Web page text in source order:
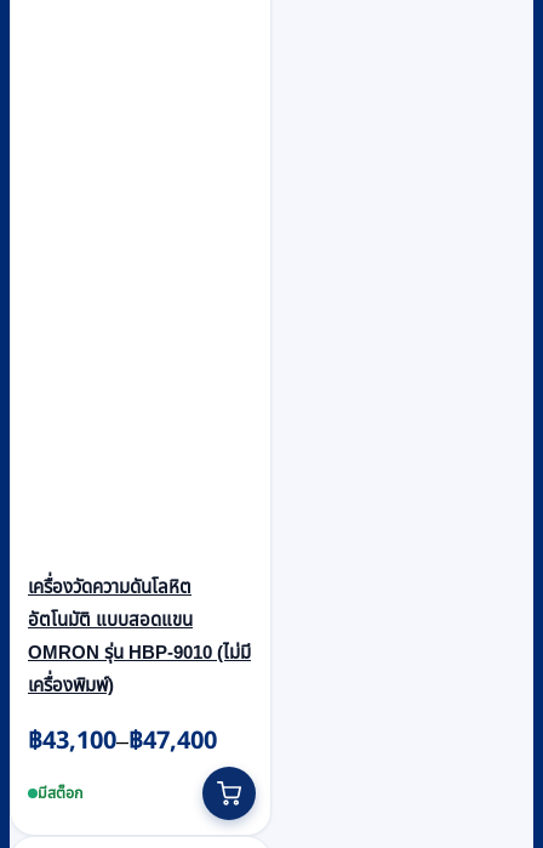
เครื่องวัดความดันโลหิต
อัตโนมัติ แบบสอดแขน
OMRON รุ่น HBP-9010 (ไม่มี
เครื่องพิมพ์)
฿43,100–฿47,400
Price
range:
฿43,100
มีสต็อก
product